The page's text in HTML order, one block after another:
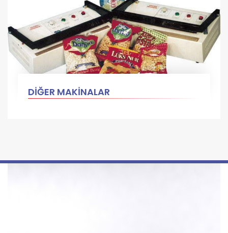
DİĞER MAKİNALAR